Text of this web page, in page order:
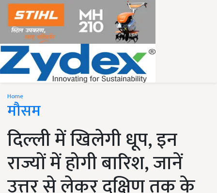
Home
मौसम
दिल्ली में खिलेगी धूप, इन
राज्यों में होगी बारिश, जानें